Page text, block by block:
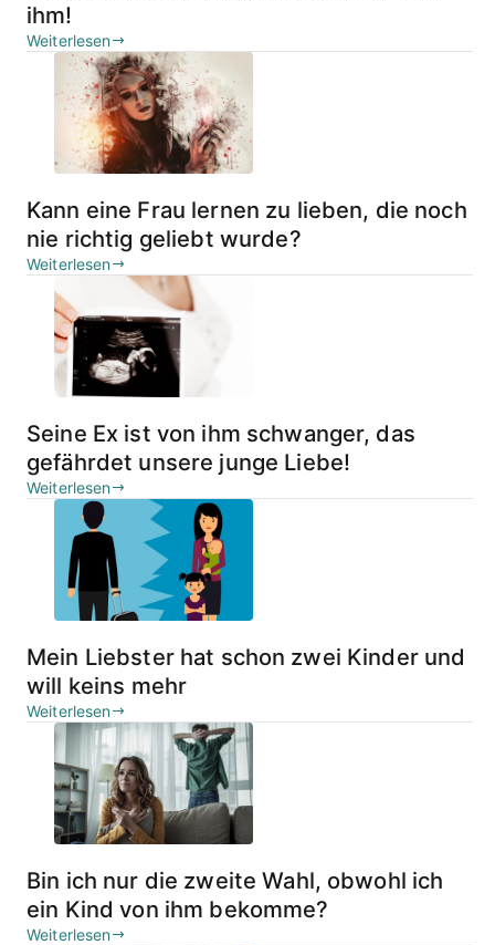
ihm!
Weiterlesen
Kann eine Frau lernen zu lieben, die noch
nie richtig geliebt wurde?
Weiterlesen
Seine Ex ist von ihm schwanger, das
gefährdet unsere junge Liebe!
Weiterlesen
Mein Liebster hat schon zwei Kinder und
will keins mehr
Weiterlesen
Bin ich nur die zweite Wahl, obwohl ich
ein Kind von ihm bekomme?
Weiterlesen